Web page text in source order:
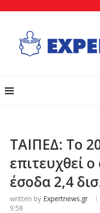
ΤΑΙΠΕΔ: Το
επιτευχθεί
έσοδα 2,4
written by Expertnews.gr
9:58